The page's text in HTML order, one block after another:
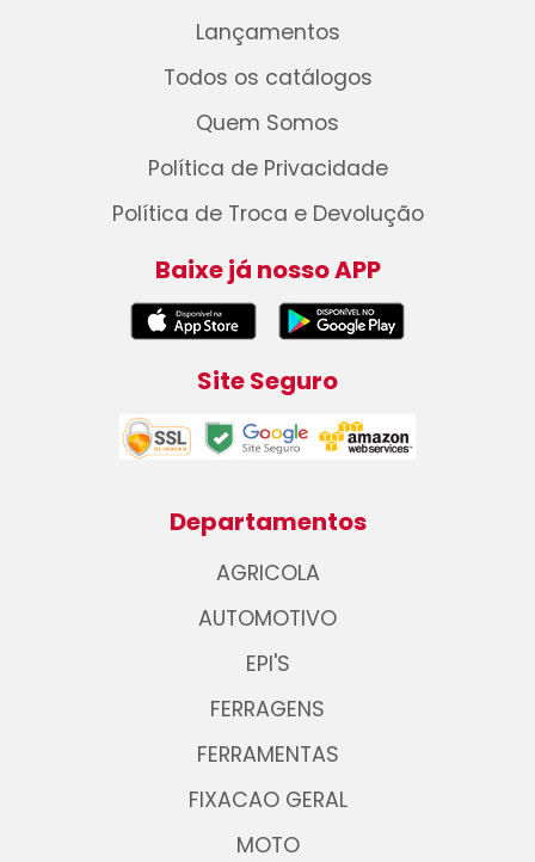
Lançamentos
Todos os catálogos
Quem Somos
Política de Privacidade
Política de Troca e Devolução
Baixe já nosso APP
Site Seguro
Departamentos
AGRICOLA
AUTOMOTIVO
EPI'S
FERRAGENS
FERRAMENTAS
FIXACAO GERAL
MOTO